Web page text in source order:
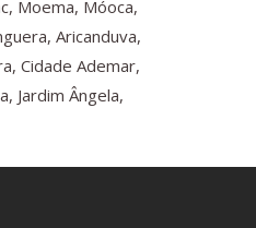
Moema, Móoca,
Aricanduva,
Cidade Ademar,
Jardim Ângela,